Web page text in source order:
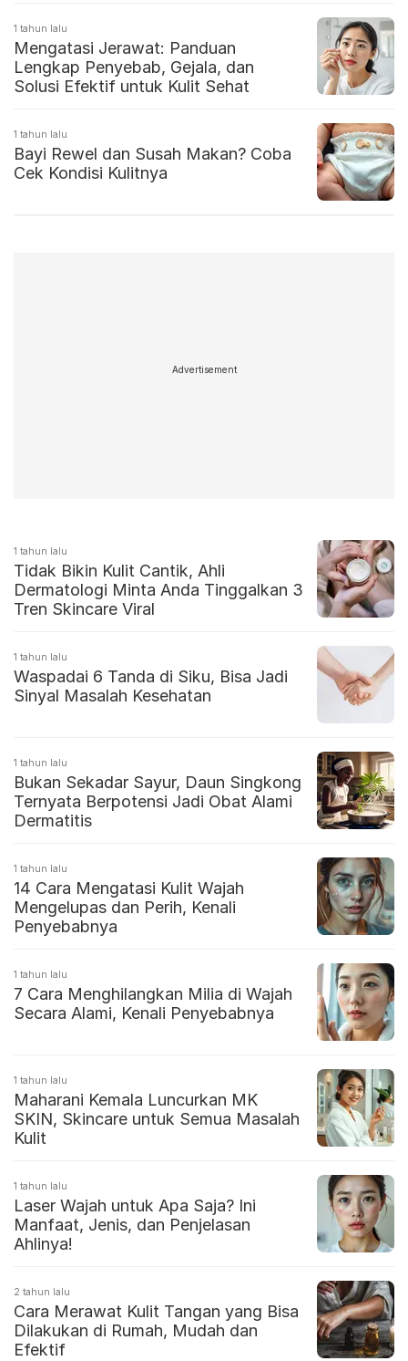
1 tahun lalu
Mengatasi Jerawat: Panduan
Lengkap Penyebab, Gejala, dan
Solusi Efektif untuk Kulit Sehat
1 tahun lalu
Bayi Rewel dan Susah Makan? Coba
Cek Kondisi Kulitnya
Advertisement
1 tahun lalu
Tidak Bikin Kulit Cantik, Ahli
Dermatologi Minta Anda Tinggalkan 3
Tren Skincare Viral
1 tahun lalu
Waspadai 6 Tanda di Siku, Bisa Jadi
Sinyal Masalah Kesehatan
1 tahun lalu
Bukan Sekadar Sayur, Daun Singkong
Ternyata Berpotensi Jadi Obat Alami
Dermatitis
1 tahun lalu
14 Cara Mengatasi Kulit Wajah
Mengelupas dan Perih, Kenali
Penyebabnya
1 tahun lalu
7 Cara Menghilangkan Milia di Wajah
Secara Alami, Kenali Penyebabnya
1 tahun lalu
Maharani Kemala Luncurkan MK
SKIN, Skincare untuk Semua Masalah
Kulit
1 tahun lalu
Laser Wajah untuk Apa Saja? Ini
Manfaat, Jenis, dan Penjelasan
Ahlinya!
2 tahun lalu
Cara Merawat Kulit Tangan yang Bisa
Dilakukan di Rumah, Mudah dan
Efektif